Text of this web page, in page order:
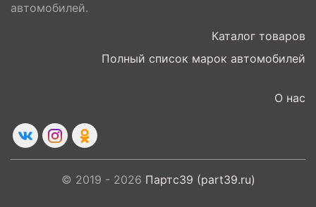
автомобилей.
Каталог товаров
Полный список марок автомобилей
О нас
© 2019 - 2026 Партс39 (part39.ru)